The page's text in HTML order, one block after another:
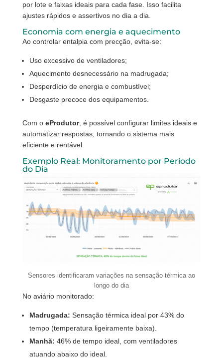
por lote e faixas ideais para cada fase. Isso facilita
ajustes rápidos e assertivos no dia a dia.
Economia com energia e aquecimento
Ao controlar entalpia com precção, evita-se:
Uso excessivo de ventiladores;
Aquecimento desnecessário na madrugada;
Desperdício de energia e combustível;
Desgaste precoce dos equipamentos.
Com o eProdutor, é possível configurar limites ideais e
automatizar respostas, tornando o sistema mais
eficiente e rentável.
Exemplo Real: Monitoramento por Período
do Dia
Sensores identificaram variações na sensação térmica ao
longo do dia
No aviário monitorado:
Madrugada: Sensação térmica ideal por 43% do
tempo (temperatura ligeiramente baixa).
Manhã: 46% de tempo ideal, com ventiladores
atuando abaixo do ideal.